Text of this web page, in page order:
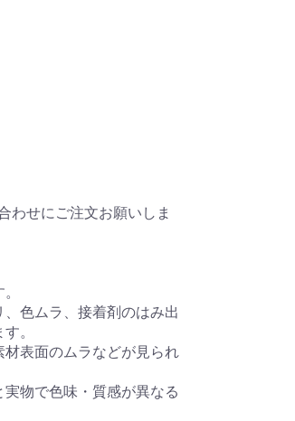
わせにご注文お願いしま
色ムラ、接着剤のはみ出
。
材表面のムラなどが見られ
物で色味・質感が異なる